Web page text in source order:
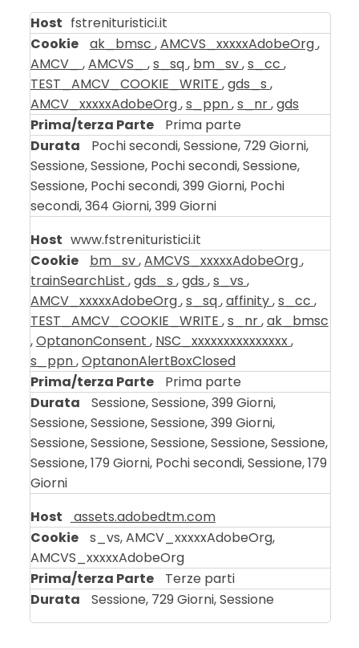
Cookie
strettamente
necessari
fstrenituristici.it
ak_bmsc ,AMCVS_xxxxxAdobeOrg,
AMCV_ ,AMCVS_ ,s_sq, bm_sv,s_cc ,
TEST_AMCV_COOKIE_WRITE ,gds_s ,
AMCV_xxxxxAdobeOrg,s_ppn,s_nr,gds
Prima parte
Pochi secondi, Sessione, 729 Giorni,
Sessione, Sessione, Pochi secondi, Sessione,
Sessione, Pochi secondi, 399 Giorni, Pochi
secondi, 364 Giorni, 399 Giorni
www.fstrenituristici.it
bm_sv,AMCVS_xxxxxAdobeOrg,
trainSearchList ,gds_s ,gds ,s_vs ,
AMCV_xxxxxAdobeOrg,s_sq,affinity,s_cc ,
TEST_AMCV_COOKIE_WRITE ,s_nr,ak_bmsc
,OptanonConsent , NSC_xxxxxxxxxxxxxxx,
s_ppn,OptanonAlertBoxClosed
Prima parte
Sessione, Sessione, 399 Giorni,
Sessione, Sessione, Sessione, 399 Giorni,
Sessione, Sessione, Sessione, Sessione, Sessione,
Sessione, 179 Giorni, Pochi secondi, Sessione, 179
Giorni
assets.adobedtm.com
s_vs, AMCV_xxxxxAdobeOrg,
AMCVS_xxxxxAdobeOrg
Terze parti
Sessione, 729 Giorni, Sessione